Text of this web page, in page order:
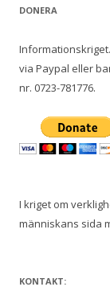
DONERA
via Paypal eller
nr. 0723-781776.
I kriget om
människans sida
KONTAKT: